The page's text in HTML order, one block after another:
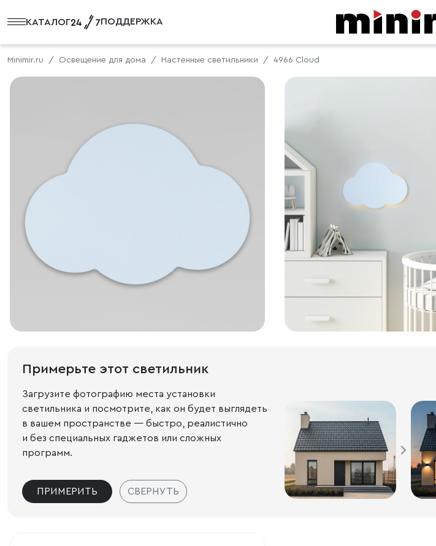
КАТАЛОГ ПОДДЕРЖКА
Minimir.ru Освещение для дома Настенные светильники 4966 Cloud
Примерьте этот светильник
Загрузите фотографию места установки
светильника и посмотрите, как он будет выглядеть
в вашем пространстве — быстро, реалистично
и без специальных гаджетов или сложных
программ.
ПРИМЕРИТЬ СВЕРНУТЬ